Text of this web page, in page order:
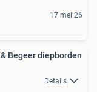
17 mei 26
Begeer diepborden
Details